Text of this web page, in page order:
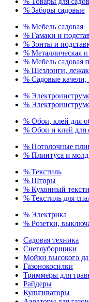
% Заборы садовые
% Мебель садовая
% Гамаки и
% Зонты и
% Металлическая
% Мебель садовая
% Шезлонги,
% Садовые качели,
%
%
% Обои, клей для
% Обои и клей для
% Потолочные
% Плинтуса и
% Текстиль
% Шторы
% Кухонный
% Текстиль для
% Электрика
% Розетки,
Садовая техника
Снегоуборщики
Мойки высокого
Газонокосилки
Триммеры для
Райдеры
Культиваторы